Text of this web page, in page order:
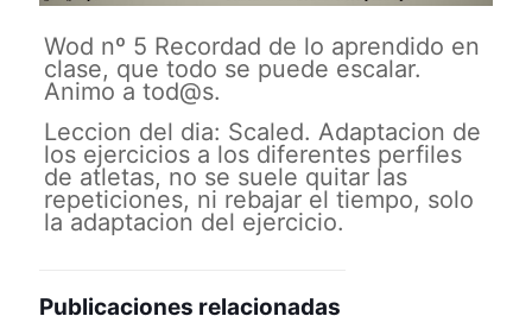
Wod nº 5 Recordad de lo aprendido en
clase, que todo se puede escalar.
Animo a tod@s.
Leccion del dia: Scaled. Adaptacion de
los ejercicios a los diferentes perfiles
de atletas, no se suele quitar las
repeticiones, ni rebajar el tiempo, solo
la adaptacion del ejercicio.
Publicaciones relacionadas